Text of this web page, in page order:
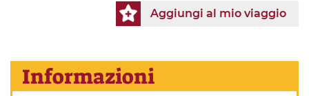
Aggiungi al mio viaggio
Informazioni